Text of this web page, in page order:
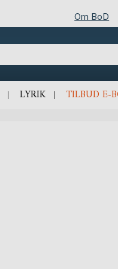
Om BoD
LYRIK TILBUD E-